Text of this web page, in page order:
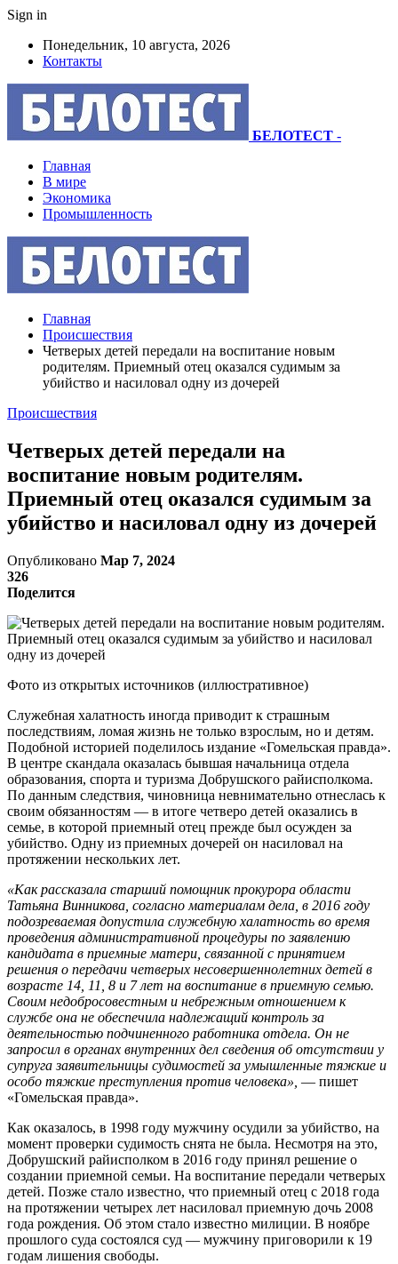
Sign in
Понедельник, 10 августа, 2026
Контакты
БЕЛОТЕСТ -
Главная
В мире
Экономика
Промышленность
Главная
Происшествия
Четверых детей передали на воспитание новым
родителям. Приемный отец оказался судимым за
убийство и насиловал одну из дочерей
Происшествия
Четверых детей передали на
воспитание новым родителям.
Приемный отец оказался судимым за
убийство и насиловал одну из дочерей
Опубликовано Мар 7, 2024
326
Поделится
Фото из открытых источников (иллюстративное)
Служебная халатность иногда приводит к страшным
последствиям, ломая жизнь не только взрослым, но и детям.
Подобной историей поделилось издание «Гомельская правда».
В центре скандала оказалась бывшая начальница отдела
образования, спорта и туризма Добрушского райисполкома.
По данным следствия, чиновница невнимательно отнеслась к
своим обязанностям — в итоге четверо детей оказались в
семье, в которой приемный отец прежде был осужден за
убийство. Одну из приемных дочерей он насиловал на
протяжении нескольких лет.
«Как рассказала старший помощник прокурора области
Татьяна Винникова, согласно материалам дела, в 2016 году
подозреваемая допустила служебную халатность во время
проведения административной процедуры по заявлению
кандидата в приемные матери, связанной с принятием
решения о передачи четверых несовершеннолетних детей в
возрасте 14, 11, 8 и 7 лет на воспитание в приемную семью.
Своим недобросовестным и небрежным отношением к
службе она не обеспечила надлежащий контроль за
деятельностью подчиненного работника отдела. Он не
запросил в органах внутренних дел сведения об отсутствии у
супруга заявительницы судимостей за умышленные тяжкие и
особо тяжкие преступления против человека», — пишет
«Гомельская правда».
Как оказалось, в 1998 году мужчину осудили за убийство, на
момент проверки судимость снята не была. Несмотря на это,
Добрушский райисполком в 2016 году принял решение о
создании приемной семьи. На воспитание передали четверых
детей. Позже стало известно, что приемный отец с 2018 года
на протяжении четырех лет насиловал приемную дочь 2008
года рождения. Об этом стало известно милиции. В ноябре
прошлого суда состоялся суд — мужчину приговорили к 19
годам лишения свободы.